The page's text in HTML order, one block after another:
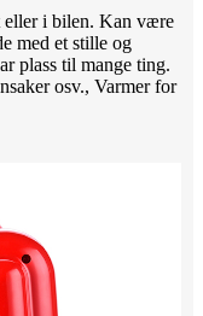
eller i bilen. Kan være
med et stille og
plass til mange ting.
osv., Varmer for